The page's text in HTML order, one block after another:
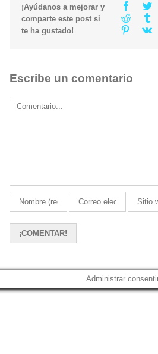
¡Ayúdanos a mejorar y
comparte este post si
te ha gustado!
Reddit
Pinterest
Vk
Escribe un comentario
Comment
Administrar